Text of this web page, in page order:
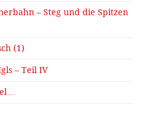
– Steg und die Spitzen
(1)
– Teil IV